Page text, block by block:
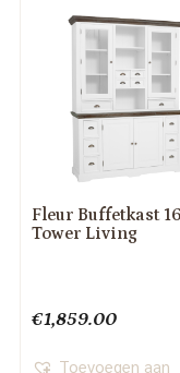
Fleur Buffetkast
Tower Living
€1,859.00
Toevoegen aan